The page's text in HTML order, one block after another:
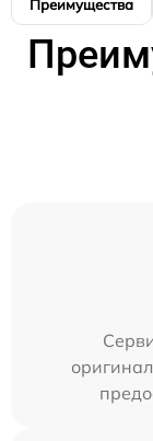
Преимущества